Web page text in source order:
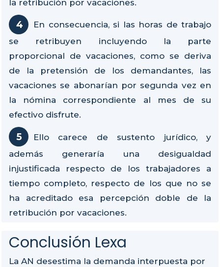
la retribución por vacaciones.
En consecuencia, si las horas de trabajo
se retribuyen incluyendo la parte
proporcional de vacaciones, como se deriva
de la pretensión de los demandantes, las
vacaciones se abonarían por segunda vez en
la nómina correspondiente al mes de su
efectivo disfrute.
Ello carece de sustento jurídico, y
además generaría una desigualdad
injustificada respecto de los trabajadores a
tiempo completo, respecto de los que no se
ha acreditado esa percepción doble de la
retribución por vacaciones.
Conclusión Lexa
La AN desestima la demanda interpuesta por